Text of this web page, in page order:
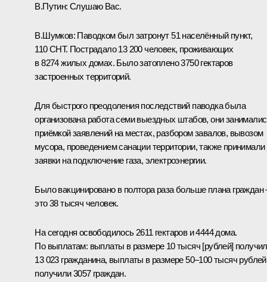
В.Путин: Слушаю Вас.
В.Шумков: Паводком был затронут 51 населённый пункт,
110 СНТ. Пострадало 13 200 человек, проживающих
в 8274 жилых домах. Было затоплено 3750 гектаров
застроенных территорий.
Для быстрого преодоления последствий паводка была
организована работа семи выездных штабов, они
приёмкой заявлений на местах, разбором завалов, вывозом
мусора, проведением санации территории, также принимали
заявки на подключение газа, электроэнергии.
Было вакцинировано в полтора раза больше плана граждан
это 38 тысяч человек.
На сегодня освободилось 2611 гектаров и 4444 дома.
По выплатам: выплаты в размере 10 тысяч [рублей]
13 023 гражданина, выплаты в размере 50–100 тысяч рублей
получили 3057 граждан.